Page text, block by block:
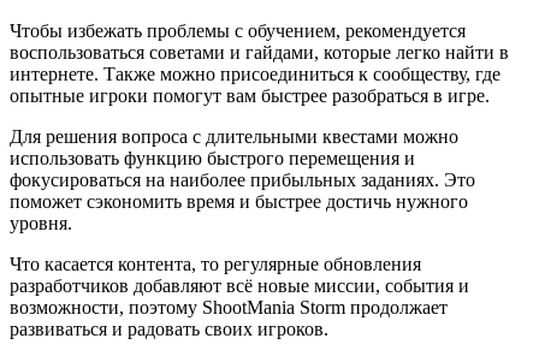
Чтобы избежать проблемы с обучением, рекомендуется
воспользоваться советами и гайдами, которые легко найти в
интернете. Также можно присоединиться к сообществу, где
опытные игроки помогут вам быстрее разобраться в игре.
Для решения вопроса с длительными квестами можно
использовать функцию быстрого перемещения и
фокусироваться на наиболее прибыльных заданиях. Это
поможет сэкономить время и быстрее достичь нужного
уровня.
Что касается контента, то регулярные обновления
разработчиков добавляют всё новые миссии, события и
возможности, поэтому ShootMania Storm продолжает
развиваться и радовать своих игроков.